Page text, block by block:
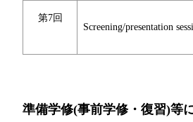
第7回
Screening/presentation
準備学修(事前学修・復習)等